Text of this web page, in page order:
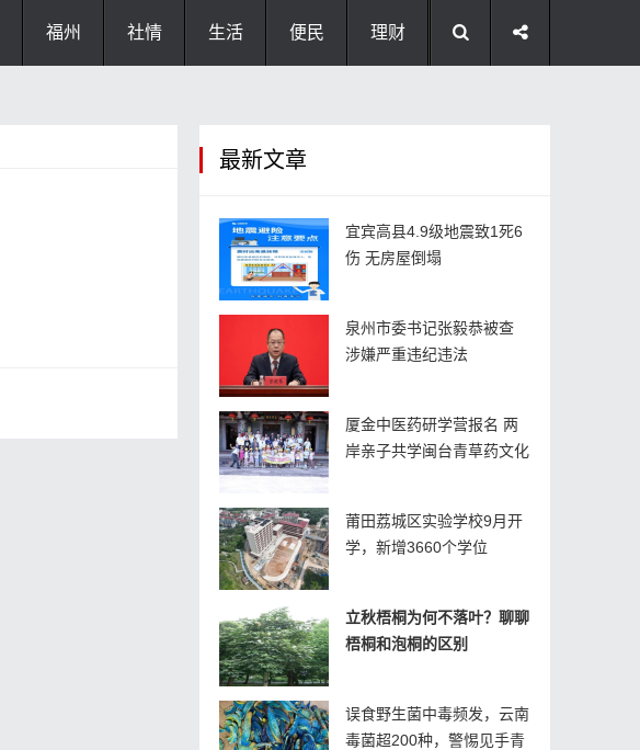
福州 社情 生活 便民 理财
最新文章
宜宾高县4.9级地震致1死6
伤 无房屋倒塌
泉州市委书记张毅恭被查
涉嫌严重违纪违法
厦金中医药研学营报名 两
岸亲子共学闽台青草药文化
莆田荔城区实验学校9月开
学，新增3660个学位
立秋梧桐为何不落叶？聊聊
梧桐和泡桐的区别
误食野生菌中毒频发，云南
毒菌超200种，警惕见手青